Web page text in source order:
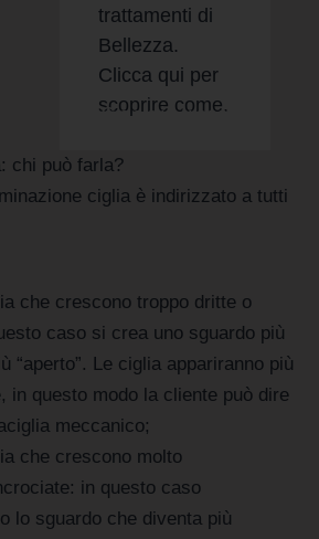
trattamenti di
Bellezza.
Clicca qui per
scoprire come.
Diventa
Specialista
Diventa
piattaforma
italiana di
Bellezza a
Domicilio.
SCOPRI
chi può farla?
ciglia è indirizzato a tutti
che crescono troppo dritte o
caso si crea uno sguardo più
“aperto”. Le ciglia appariranno più
in questo modo la cliente può dire
meccanico;
che crescono molto
in questo caso
lo sguardo che diventa più